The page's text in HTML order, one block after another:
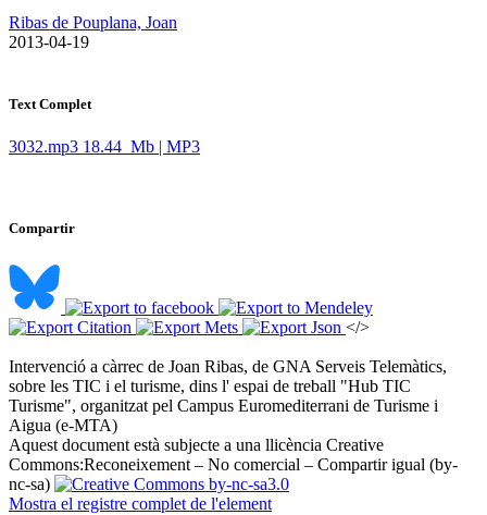
Ribas de Pouplana, Joan
​ 2013-04-19
Text Complet
3032.mp3 18.44 Mb | MP3
Compartir
</>
Intervenció a càrrec de Joan Ribas, de GNA Serveis Telemàtics,
sobre les TIC i el turisme, dins l' espai de treball "Hub TIC
Turisme", organitzat pel Campus Euromediterrani de Turisme i
Aigua (e-MTA) ​
Aquest document està subjecte a una llicència Creative
Commons:Reconeixement – No comercial – Compartir igual (by-
nc-sa)
Mostra el registre complet de l'element